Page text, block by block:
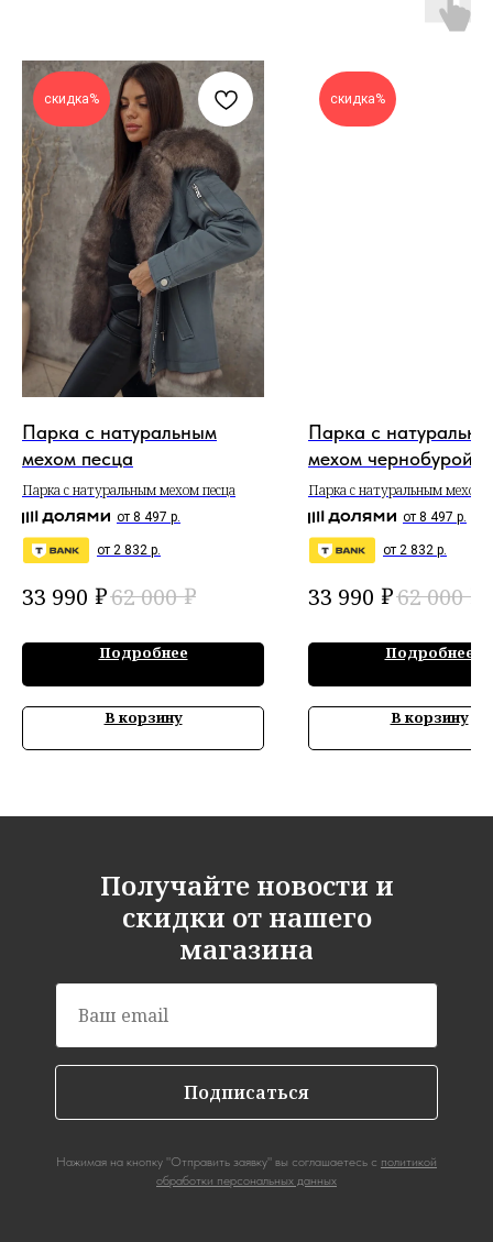
скидка%
Парка с натуральным
мехом песца
Парка с натуральным мехом песца
от 8 497 р.
от 2 832 р.
33 990 ₽62 000 ₽
Подробнее
В корзину
скидка%
Парка с
мехом чернобурой
Парка с натуральным мехом
чернобурой лисыот 8 497 р.
от 2 832 р.
33 990 ₽62 000 ₽
Подробнее
В корзину
Получайте новости и
скидки от нашего
магазина
Подписаться
Нажимая на кнопку "Отправить заявку" вы соглашаетесь с политикой
обработки персональных данных